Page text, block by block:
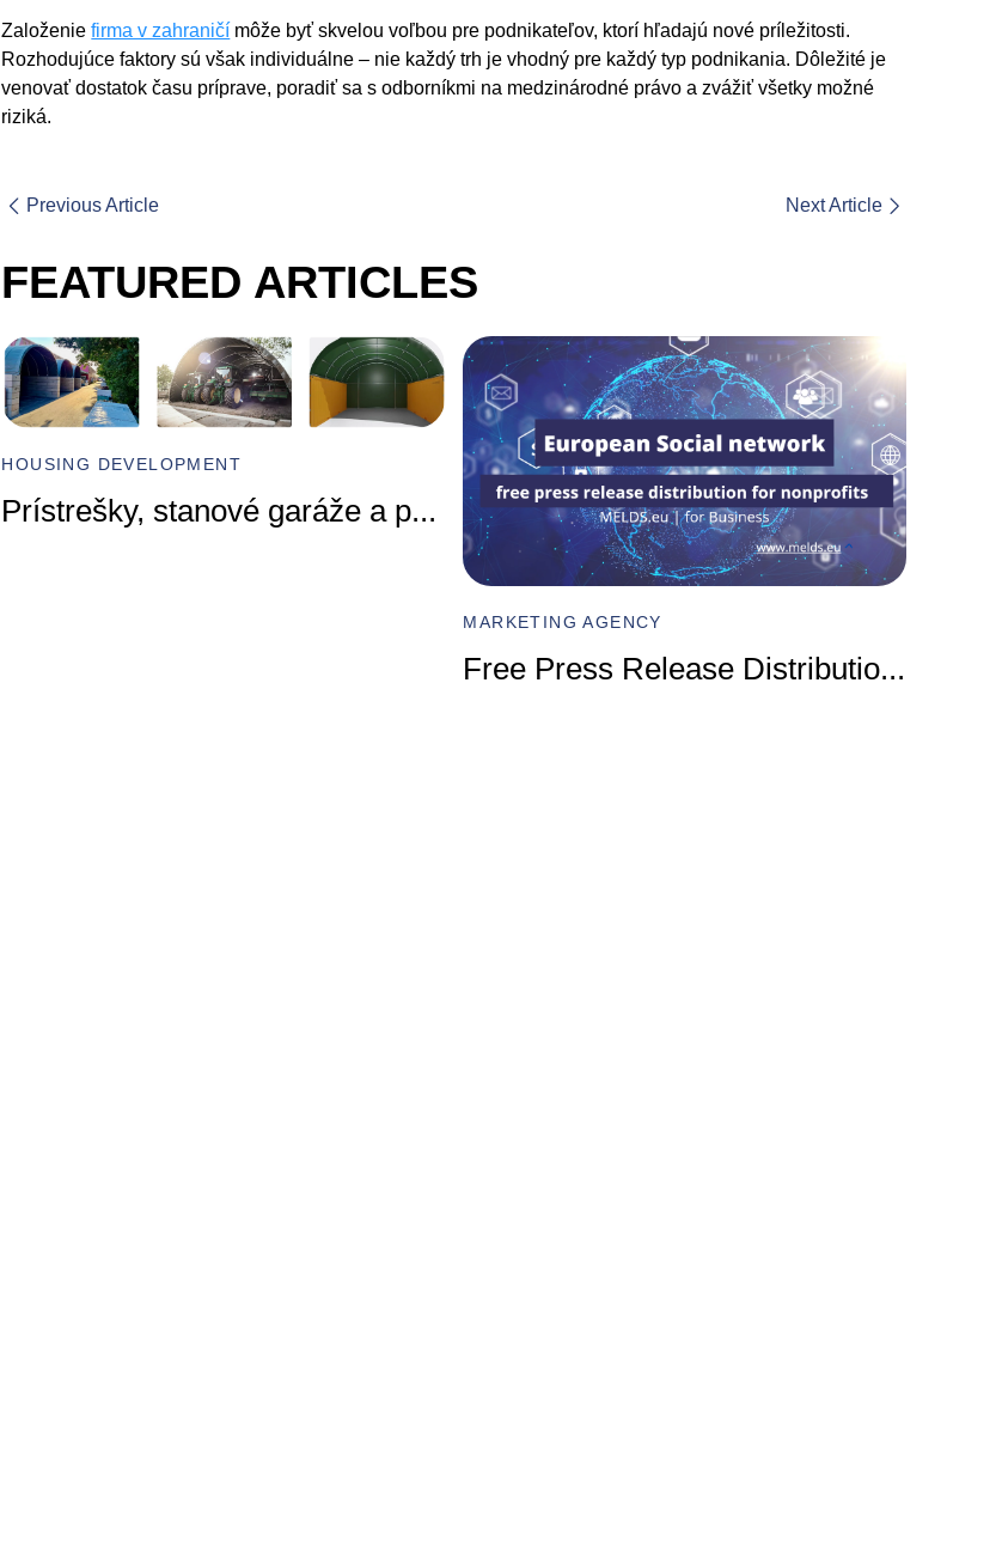
Založeniefirma v zahraničí môže byť skvelou voľbou pre podnikateľov, ktorí hľadajú nové príležitosti.
Rozhodujúce faktory sú však individuálne – nie každý trh je vhodný pre každý typ podnikania. Dôležité je
venovať dostatok času príprave, poradiť sa s odborníkmi na medzinárodné právo a zvážiť všetky možné
riziká.
Previous Article Next Article
FEATURED ARTICLES
HOUSING DEVELOPMENT
Prístrešky, stanové garáže a p...
MARKETING AGENCY
Free Press Release Distributio...